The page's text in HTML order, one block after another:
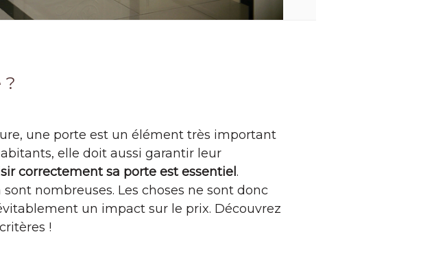
?
une porte est un élément très important
elle doit aussi garantir leur
correctement sa porte est essentiel .
nombreuses. Les choses ne sont donc
un impact sur le prix. Découvrez
!